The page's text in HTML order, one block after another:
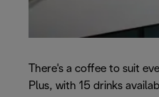
There's a coffee to suit
Plus, with 15 drinks